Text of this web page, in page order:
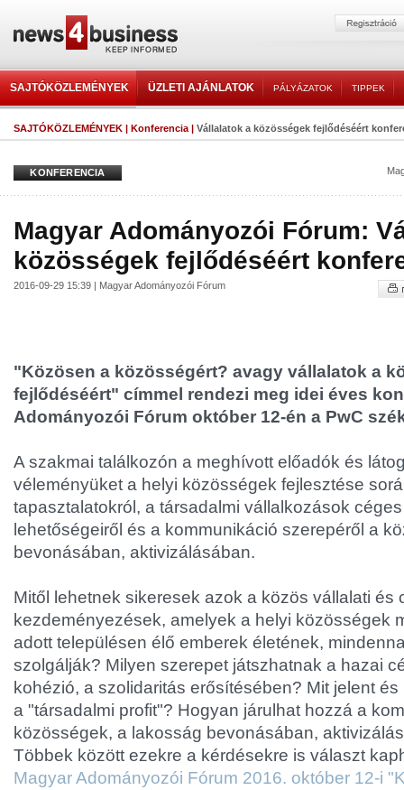
SAJTÓKÖZLEMÉNYEK ÜZLETI AJÁNLATOK PÁLYÁZATOK TIPPEK
SAJTÓKÖZLEMÉNYEK | Konferencia | Vállalatok a közösségek fejlődéséért
KONFERENCIA
Magyar Adományozói Fórum:
közösségek fejlődéséért
2016-09-29 15:39 | Magyar Adományozói Fórum
"Közösen a közösségért? avagy vállalatok a
fejlődéséért" címmel rendezi meg idei éves
Adományozói Fórum október 12-én a PwC
A szakmai találkozón a meghívott előadók és
véleményüket a helyi közösségek fejlesztése
tapasztalatokról, a társadalmi vállalkozások
lehetőségeiről és a kommunikáció szerepéről a
bevonásában, aktivizálásában.
Mitől lehetnek sikeresek azok a közös vállalati és
kezdeményezések, amelyek a helyi közösségek
adott településen élő emberek életének,
szolgálják? Milyen szerepet játszhatnak a hazai
kohézió, a szolidaritás erősítésében? Mit jelent
a "társadalmi profit"? Hogyan járulhat hozzá a
közösségek, a lakosság bevonásában,
Többek között ezekre a kérdésekre is választ
Magyar Adományozói Fórum 2016. október 12-i